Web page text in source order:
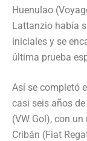
Huenulao
Lattanzio había
iniciales y se
última prueba
Así se completó
casi seis años
(VW Gol), con
Cribán (Fiat